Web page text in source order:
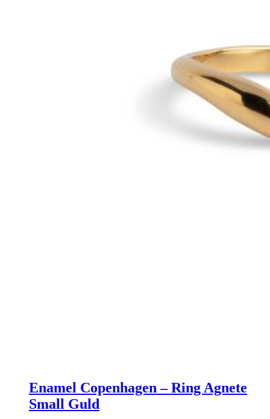
Enamel Copenhagen – Ring Agnete
Small Guld